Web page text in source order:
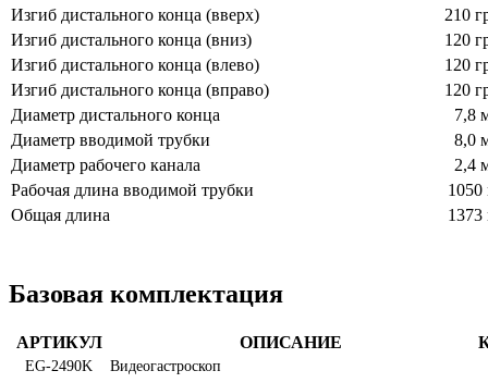
Изгиб дистального конца (вверх)
210
Изгиб дистального конца (вниз)
120
Изгиб дистального конца (влево)
120
Изгиб дистального конца (вправо)
120
Диаметр дистального конца
7,8
Диаметр вводимой трубки
8,0
Диаметр рабочего канала
2,4
Рабочая длина вводимой трубки
Общая длина
Базовая комплектация
АРТИКУЛ ОПИСАНИЕ
EG-2490K
Видеогастроскоп